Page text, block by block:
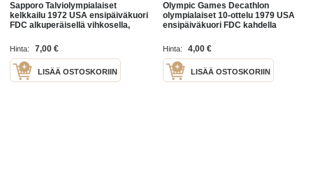
Sapporo Talviolympialaiset
kelkkailu 1972 USA ensipäiväkuori
FDC alkuperäisellä vihkosella,
olympialaisten ensipäiväkuoria
Hinta: 7,00 €
LISÄÄ OSTOSKORIIN
Olympic Games Decathlon
olympialaiset 10-ottelu 1979 USA
ensipäiväkuori FDC kahdella
muita useita eri olympialaisten
ensipäiväkuoria
Hinta: 4,00 €
LISÄÄ OSTOSKORIIN